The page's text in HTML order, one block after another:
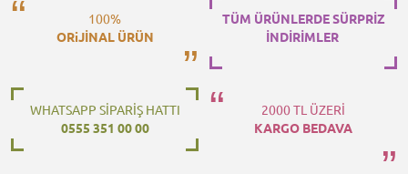
100%
ORiJİNAL ÜRÜN
TÜM ÜRÜNLERDE SÜRPRİZ
İNDİRİMLER
WHATSAPP SİPARİŞ HATTI
0555 351 00 00
2000 TL ÜZERİ
KARGO BEDAVA